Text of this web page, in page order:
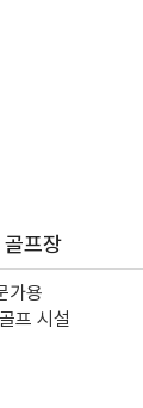
골프장
가용
프 시설